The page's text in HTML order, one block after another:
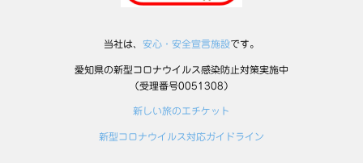
当社は、 安心・安全宣言施設です。
愛知県の新型コロナウイルス感染防止対策実施中
（受理番号0051308）
新しい旅のエチケット
新型コロナウイルス対応ガイドライン